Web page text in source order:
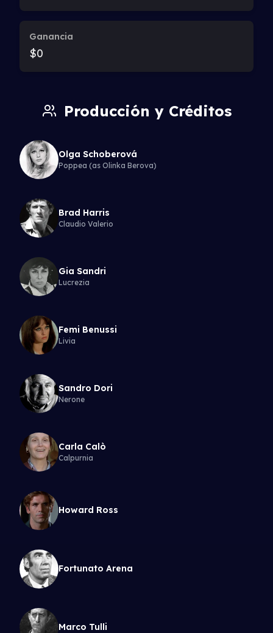
Ganancia
$0
Producción y Créditos
Olga Schoberová
Poppea (as Olinka Berova)
Brad Harris
Claudio Valerio
Gia Sandri
Lucrezia
Femi Benussi
Livia
Sandro Dori
Nerone
Carla Calò
Calpurnia
Howard Ross
Fortunato Arena
Marco Tulli